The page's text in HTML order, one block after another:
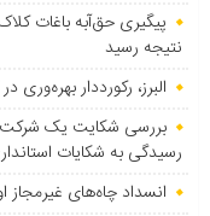
پیگیری حق‌آبه باغات
نتیجه رسید
البرز، رکورددار
بررسی شکایت یک
رسیدگی به شکایات
انسداد چاه‌های